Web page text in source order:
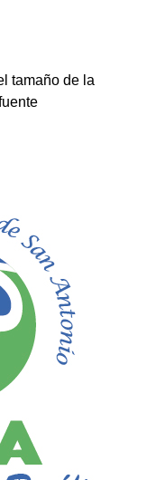
tamaño de la